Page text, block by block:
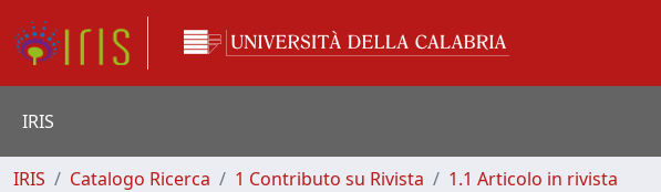
IRIS
IRIS Catalogo Ricerca 1 Contributo su Rivista 1.1 Articolo in rivista